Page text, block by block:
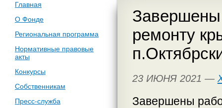
Главная
О Фонде
Региональная программа
Нормативные правовые
акты
Конкурсы
Собственникам
Пресс-служба
Завершены
ремонту
23 ИЮНЯ 2021 —
Завершены